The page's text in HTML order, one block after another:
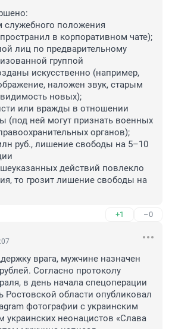
служебного положения
в корпоративном чате);
лиц по предварительному
группой
искусственно (например,
наложен звук, старым
новых);
или вражды в отношении
(под ней могут признать военных
органов);
руб., лишение свободы на 5–10
действий повлекло
то грозит лишение свободы на
+1 –0
врага, мужчине назначен
Согласно протоколу
в день начала спецоперации
Ростовской области опубликовал
фотографии с украинским
украинских неонацистов «Слава